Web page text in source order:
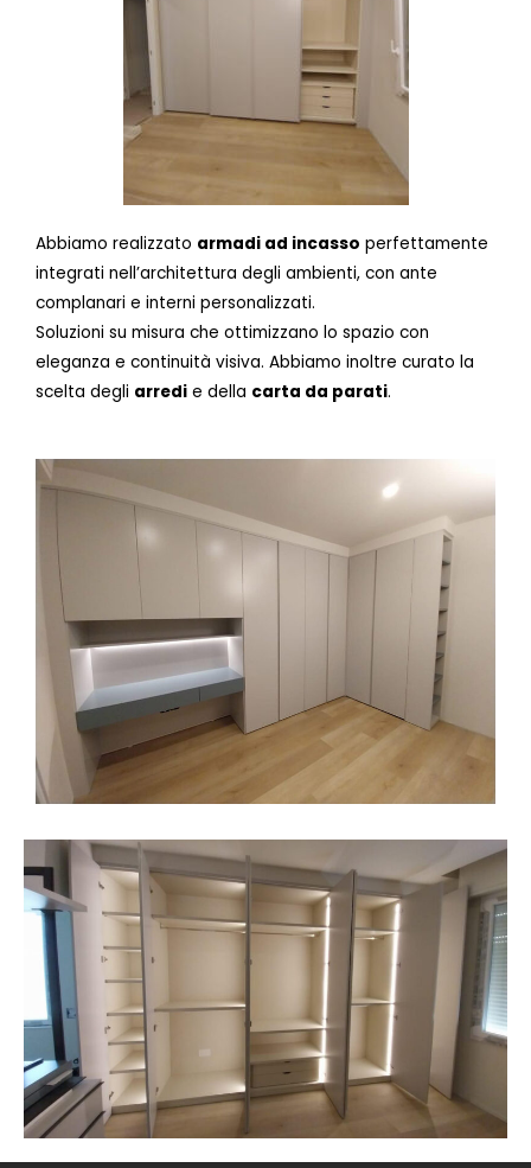
Abbiamo realizzato armadi ad incasso perfettamente
integrati nell’architettura degli ambienti, con ante
complanari e interni personalizzati.
Soluzioni su misura che ottimizzano lo spazio con
eleganza e continuità visiva. Abbiamo inoltre curato la
scelta degli arredi e della carta da parati.